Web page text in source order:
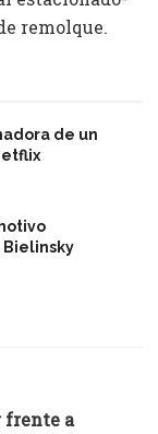
remolque.
de un
Bielinsky
frente a